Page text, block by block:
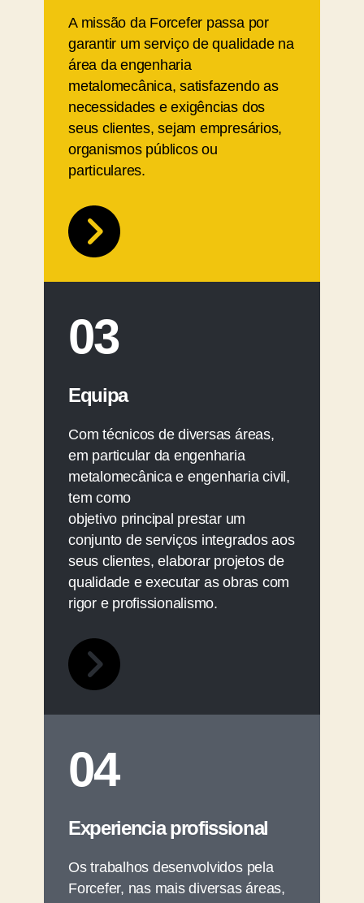
A missão da Forcefer passa por
garantir um serviço de qualidade na
área da engenharia
metalomecânica, satisfazendo as
necessidades e exigências dos
seus clientes, sejam empresários,
organismos públicos ou
particulares.
03
Equipa
Com técnicos de diversas áreas,
em particular da engenharia
metalomecânica e engenharia civil,
tem como
objetivo principal prestar um
conjunto de serviços integrados aos
seus clientes, elaborar projetos de
qualidade e executar as obras com
rigor e profissionalismo.
04
Experiencia profissional
Os trabalhos desenvolvidos pela
Forcefer, nas mais diversas áreas,